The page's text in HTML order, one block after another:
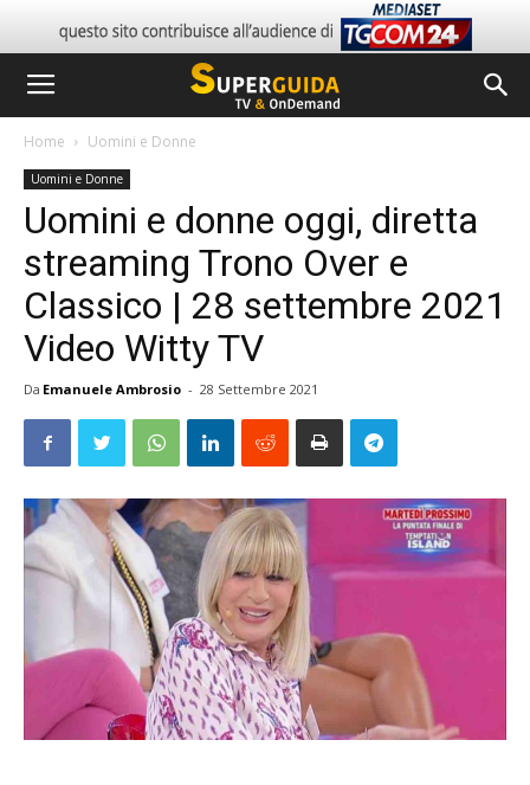
Home Uomini e Donne
Uomini e Donne
Uomini e donne oggi, diretta
streaming Trono Over e
Classico | 28 settembre 2021
Video Witty TV
Da Emanuele Ambrosio - 28 Settembre 2021